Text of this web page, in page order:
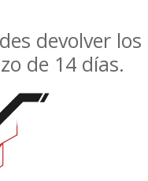
devolver los
de 14 días.